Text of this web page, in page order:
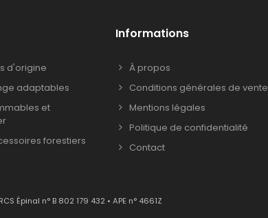
d'origine
adaptables
et
forestiers
Informations
À propos
Conditions générales de vente
Mentions légales
Politique de confidentialité
Contact
Épinal n° B 802 179 432 • APE n° 4661Z